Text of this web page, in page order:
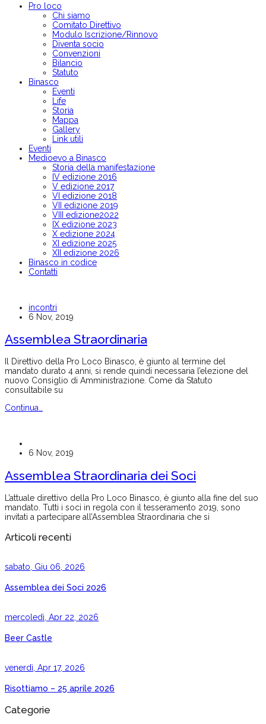
Pro loco
Chi siamo
Comitato Direttivo
Modulo Iscrizione/Rinnovo
Diventa socio
Convenzioni
Bilancio
Statuto
Binasco
Eventi
Life
Storia
Mappa
Gallery
Link utili
Eventi
Medioevo a Binasco
Storia della manifestazione
IV edizione 2016
V edizione 2017
VI edizione 2018
VII edizione 2019
VIII edizione2022
IX edizione 2023
X edizione 2024
XI edizione 2025
XII edizione 2026
Binasco in codice
Contatti
incontri
6 Nov, 2019
Assemblea Straordinaria
Il Direttivo della Pro Loco Binasco, è giunto al termine del
mandato durato 4 anni, si rende quindi necessaria l’elezione del
nuovo Consiglio di Amministrazione. Come da Statuto
consultabile su
Continua…
6 Nov, 2019
Assemblea Straordinaria dei Soci
L’attuale direttivo della Pro Loco Binasco, è giunto alla fine del suo
mandato. Tutti i soci in regola con il tesseramento 2019, sono
invitati a partecipare all’Assemblea Straordinaria che si
Articoli recenti
sabato, Giu 06, 2026
Assemblea dei Soci 2026
mercoledì, Apr 22, 2026
Beer Castle
venerdì, Apr 17, 2026
Risottiamo – 25 aprile 2026
Categorie